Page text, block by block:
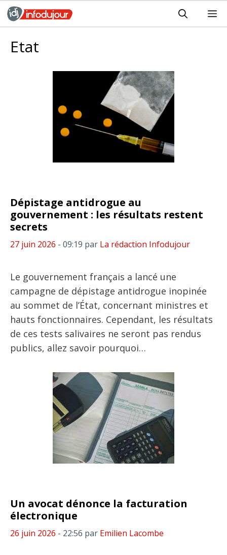
Aller
au
Etat
Dépistage antidrogue au
gouvernement : les résultats restent
secrets
27 juin 2026 - 09:19 par La rédaction Infodujour
Le gouvernement français a lancé une
campagne de dépistage antidrogue inopinée
au sommet de l’État, concernant ministres et
hauts fonctionnaires. Cependant, les résultats
de ces tests salivaires ne seront pas rendus
publics, allez savoir pourquoi…
Un avocat dénonce la facturation
électronique
26 juin 2026 - 22:56 par Emilien Lacombe